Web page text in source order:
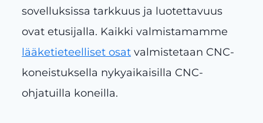
sovelluksissa tarkkuus ja luotettavuus
ovat etusijalla. Kaikki valmistamamme
lääketieteelliset osat valmistetaan CNC-
koneistuksella nykyaikaisilla CNC-
ohjatuilla koneilla.